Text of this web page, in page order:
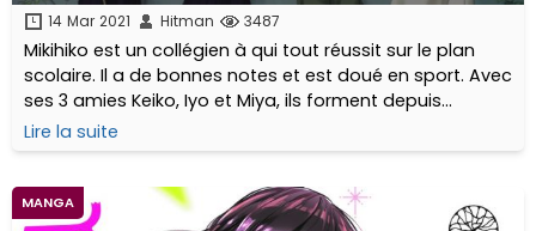
14 Mar 2021 Hitman 3487
Mikihiko est un collégien à qui tout réussit sur le plan
scolaire. Il a de bonnes notes et est doué en sport. Avec
ses 3 amies Keiko, Iyo et Miya, ils forment depuis
toujours un groupe soudé et plutôt exclusif...
Lire la suite
MANGA